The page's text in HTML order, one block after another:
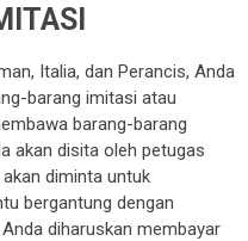
Italia, dan Perancis, Anda
barang imitasi atau
barang-barang
akan disita oleh petugas
diminta untuk
bergantung dengan
diharuskan membayar